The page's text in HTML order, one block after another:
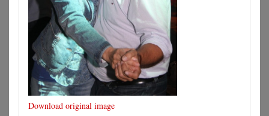
Download original image